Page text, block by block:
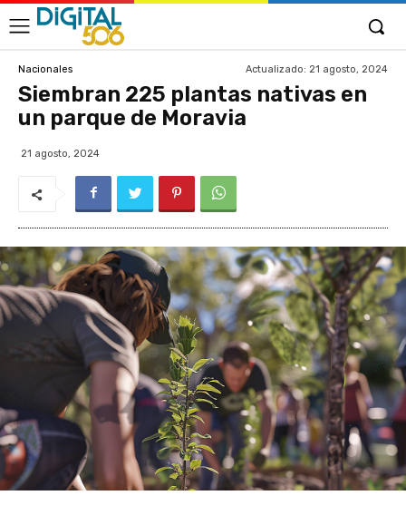
Nacionales Actualizado: 21 agosto, 2024
Siembran 225 plantas nativas en
un parque de Moravia
21 agosto, 2024